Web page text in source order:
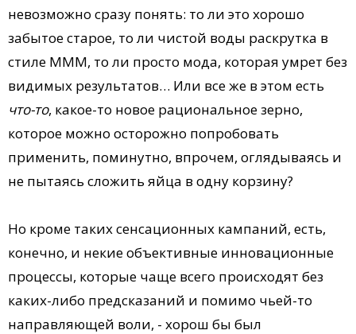
невозможно сразу понять: то ли это хорошо
забытое старое, то ли чистой воды раскрутка в
стиле МММ, то ли просто мода, которая умрет без
видимых результатов… Или все же в этом есть
что-то, какое-то новое рациональное зерно,
которое можно осторожно попробовать
применить, поминутно, впрочем, оглядываясь и
не пытаясь сложить яйца в одну корзину?
Но кроме таких сенсационных кампаний, есть,
конечно, и некие объективные инновационные
процессы, которые чаще всего происходят без
каких-либо предсказаний и помимо чьей-то
направляющей воли, - хорош бы был